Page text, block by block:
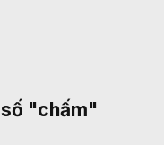
"chấm"